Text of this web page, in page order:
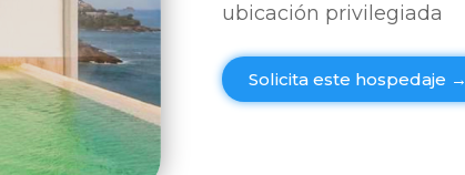
ubicación privilegiada
Solicita este hospedaje →